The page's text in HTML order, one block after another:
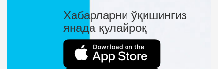
Хабарларни ўқишингиз
янада қулайроқ